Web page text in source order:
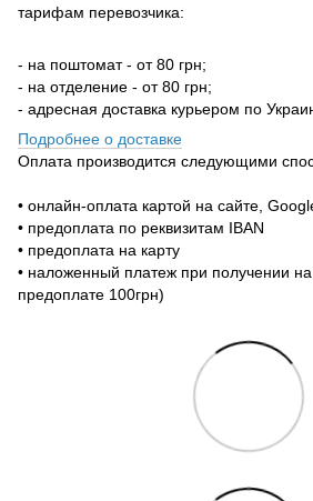
тарифам перевозчика:
- на поштомат - от 80 грн;
- на отделение - от 80 грн;
- адресная доставка курьером по
Подробнее о доставке
Оплата производится следующими
• онлайн-оплата картой на сайте,
• предоплата по реквизитам IBAN
• предоплата на карту
• наложенный платеж при получении
предоплате 100грн)